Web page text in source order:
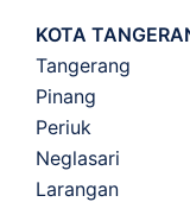
KOTA
Tangerang
Pinang
Periuk
Neglasari
Larangan